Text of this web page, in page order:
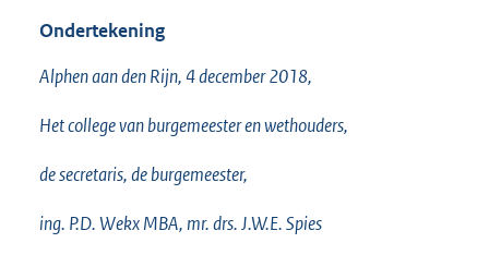
Ondertekening
Alphen aan den Rijn, 4 december 2018,
Het college van burgemeester en wethouders,
de secretaris, de burgemeester,
ing. P.D. Wekx MBA, mr. drs. J.W.E. Spies